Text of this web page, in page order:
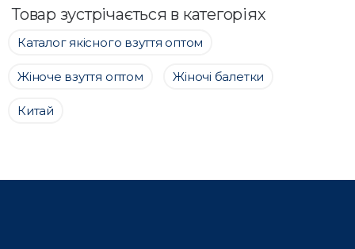
Товар зустрічається в категоріях
Каталог якісного взуття оптом
Жіноче взуття оптом Жіночі балетки
Китай